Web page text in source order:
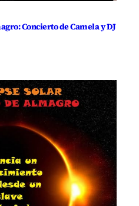
Concierto de Camela y DJ